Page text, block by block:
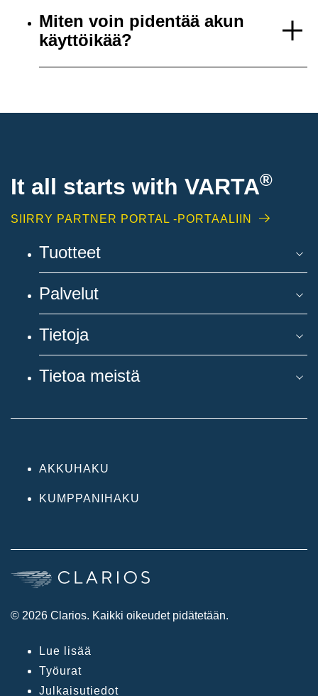
Miten voin pidentää akun
käyttöikää?
It all starts with VARTA®
SIIRRY PARTNER PORTAL -PORTAALIIN
Tuotteet
Palvelut
Tietoja
Tietoa meistä
AKKUHAKU
KUMPPANIHAKU
© 2026 Clarios. Kaikki oikeudet pidätetään.
Lue lisää
Työurat
Julkaisutiedot